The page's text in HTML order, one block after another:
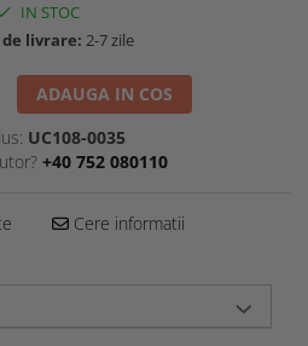
IN STOC
livrare: 2-7 zile
ADAUGA IN COS
UC108-0035
+40 752 080110
Cere informatii